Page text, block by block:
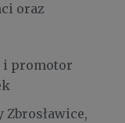
oraz
promotor